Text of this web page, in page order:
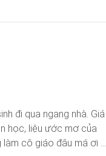
đi qua ngang nhà. Giá
học, liệu ước mơ của
cô giáo đâu má ơi ...